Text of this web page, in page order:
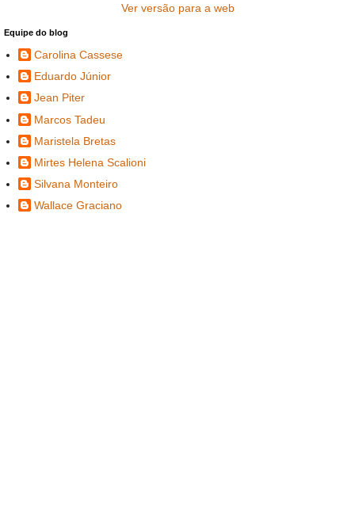
Ver versão para a web
Equipe do blog
Carolina Cassese
Eduardo Júnior
Jean Piter
Marcos Tadeu
Maristela Bretas
Mirtes Helena Scalioni
Silvana Monteiro
Wallace Graciano